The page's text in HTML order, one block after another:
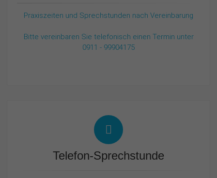
Praxiszeiten und Sprechstunden nach Vereinbarung
Bitte vereinbaren Sie telefonisch einen Termin unter
0911 - 99904175
Telefon-Sprechstunde